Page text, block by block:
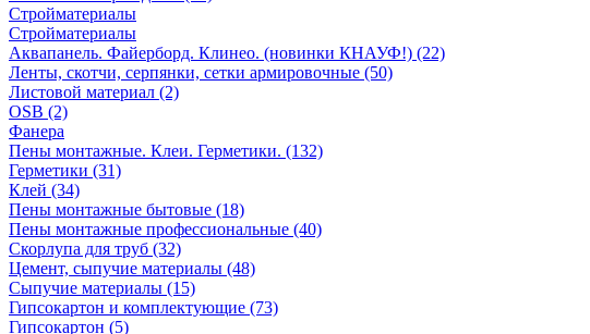
Стройматериалы
Стройматериалы
Аквапанель. Файерборд. Клинео. (новинки КНАУФ!) (22)
Ленты, скотчи, серпянки, сетки армировочные (50)
Листовой материал (2)
OSB (2)
Фанера
Пены монтажные. Клеи. Герметики. (132)
Герметики (31)
Клей (34)
Пены монтажные бытовые (18)
Пены монтажные профессиональные (40)
Скорлупа для труб (32)
Цемент, сыпучие материалы (48)
Сыпучие материалы (15)
Гипсокартон и комплектующие (73)
Гипсокартон (5)